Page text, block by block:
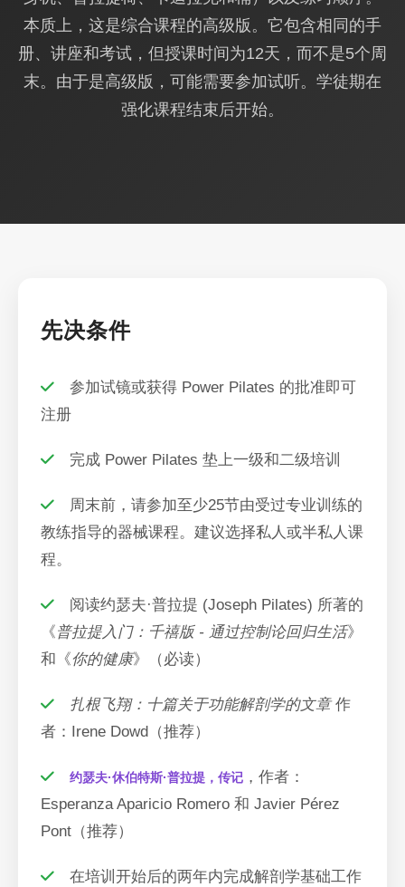
本质上，这是综合课程的高级版。它包含相同的手
册、讲座和考试，但授课时间为12天，而不是5个周
末。由于是高级版，可能需要参加试听。学徒期在
强化课程结束后开始。
先决条件
参加试镜或获得 Power Pilates 的批准即可
注册
完成 Power Pilates 垫上一级和二级培训
周末前，请参加至少25节由受过专业训练的
教练指导的器械课程。建议选择私人或半私人课
程。
阅读约瑟夫·普拉提 (Joseph Pilates) 所著的
《普拉提入门：千禧版 - 通过控制论回归生活》
和《你的健康》（必读）
扎根飞翔：十篇关于功能解剖学的文章作
者：Irene Dowd（推荐）
约瑟夫·休伯特斯·普拉提，传记 ，作者：
Esperanza Aparicio Romero 和 Javier Pérez
Pont（推荐）
在培训开始后的两年内完成解剖学基础工作